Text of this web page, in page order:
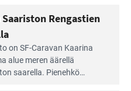
ympäris­töineen kauniit
ja loistavat virkistäytymis­
Saariston Rengastien
on SF-Caravan Kaarina
alue meren äärellä
saarella. Pie­nehkö